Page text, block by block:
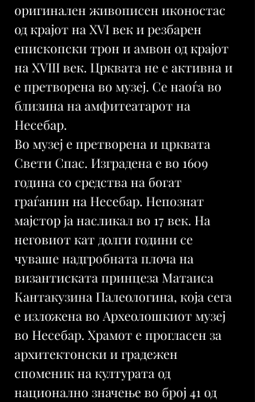
оригинален живописен иконостас
од крајот на XVI век и резбарен
епископски трон и амвон од крајот
на XVIII век. Црквата не е активна и
е претворена во музеј. Се наоѓа во
близина на амфитеатарот на
Несебар.
Во музеј е претворена и црквата
Свети Спас. Изградена е во 1609
година со средства на богат
граѓанин на Несебар. Непознат
мајстор ја насликал во 17 век. На
неговиот кат долги години се
чуваше надгробната плоча на
византиската принцеза Матаиса
Кантакузина Палеологина, која сега
е изложена во Археолошкиот музеј
во Несебар. Храмот е прогласен за
архитектонски и градежен
споменик на културата од
национално значење во број 41 од